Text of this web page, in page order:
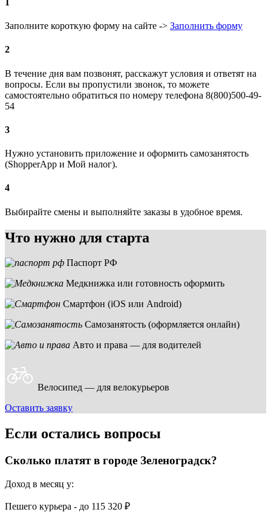
Заполните короткую форму на сайте -> Заполнить форму
2
В течение дня вам позвонят, расскажут условия и ответят на
вопросы. Если вы пропустили звонок, то можете
самостоятельно обратиться по номеру телефона 8(800)500-49-
54
3
Нужно установить приложение и оформить самозанятость
(ShopperApp и Мой налог).
4
Выбирайте смены и выполняйте заказы в удобное время.
Что нужно для старта
Паспорт РФ
Медкнижка или готовность оформить
Смартфон (iOS или Android)
Самозанятость (оформляется онлайн)
Авто и права — для водителей
Велосипед — для велокурьеров
Оставить заявку
Если остались вопросы
Сколько платят в городе Зеленоградск?
Доход в месяц у:
Пешего курьера - до 115 320 ₽